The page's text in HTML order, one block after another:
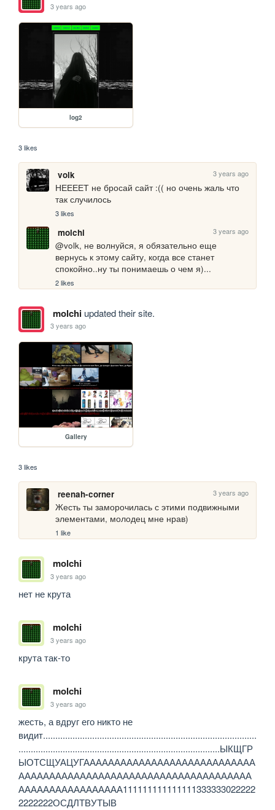
3 years ago
log2
3 likes
volk 3 years ago
НЕЕЕЕТ не бросай сайт :(( но очень жаль что
так случилось
3 likes
molchi 3 years ago
@volk, не волнуйся, я обязательно еще
вернусь к этому сайту, когда все станет
спокойно..ну ты понимаешь о чем я)...
2 likes
molchiupdated their site.
3 years ago
Gallery
3 likes
reenah-corner 3 years ago
Жесть ты заморочилась с этими подвижными
элементами, молодец мне нрав)
1 like
molchi
3 years ago
нет не крута
molchi
3 years ago
крута так-то
molchi
3 years ago
жесть, а вдруг его никто не
видит.......................................................................................
..................................................................................ЫКЩГР
ЫОТСЩУАЦУГАААААААААААААААААААААААААААА
АААААААААААААААААААААААААААААААААААААА
ААААААААААААААААА111111111111111333333022222
2222222ОСДЛТВУТЫВ